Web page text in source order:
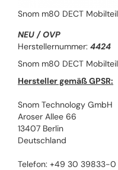
Snom m80 DECT
NEU / OVP
Herstellernummer: 4424
Snom m80 DECT Mobilteil
Hersteller gemäß GPSR:
Snom Technology GmbH
Aroser Allee 66
13407 Berlin
Deutschland
Telefon: +49 30 39833-0